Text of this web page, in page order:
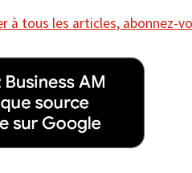
à tous les articles, abonnez-